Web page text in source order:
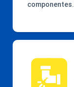
componentes.